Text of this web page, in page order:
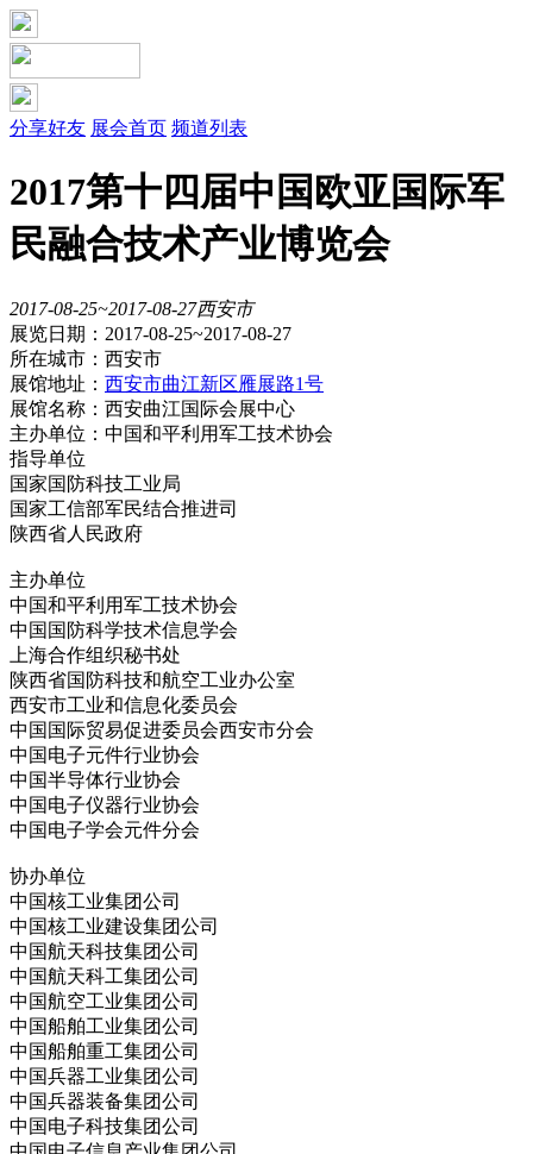
分享好友 展会首页 频道列表
2017第十四届中国欧亚国际军
民融合技术产业博览会
2017-08-25~2017-08-27西安市
展览日期：2017-08-25~2017-08-27
所在城市：西安市
展馆地址： 西安市曲江新区雁展路1号
展馆名称：西安曲江国际会展中心
主办单位：中国和平利用军工技术协会
指导单位
国家国防科技工业局
国家工信部军民结合推进司
陕西省人民政府
主办单位
中国和平利用军工技术协会
中国国防科学技术信息学会
上海合作组织秘书处
陕西省国防科技和航空工业办公室
西安市工业和信息化委员会
中国国际贸易促进委员会西安市分会
中国电子元件行业协会
中国半导体行业协会
中国电子仪器行业协会
中国电子学会元件分会
协办单位
中国核工业集团公司
中国核工业建设集团公司
中国航天科技集团公司
中国航天科工集团公司
中国航空工业集团公司
中国船舶工业集团公司
中国船舶重工集团公司
中国兵器工业集团公司
中国兵器装备集团公司
中国电子科技集团公司